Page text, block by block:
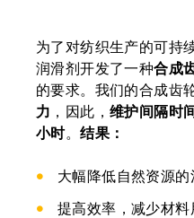
为了对纺织生产的可持
润滑剂开发了一种合成
的要求。我们的合成齿
力 ，因此，维护间隔时
小时。结果：
大幅降低自然资源的
提高效率，减少材料